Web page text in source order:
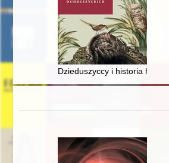
Dzieduszyccy i historia